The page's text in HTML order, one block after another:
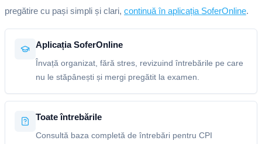
pregătire cu pași simpli și clari, continuă în aplicația SoferOnline.
Aplicația SoferOnline
Învață organizat, fără stres, revizuind întrebările pe care
nu le stăpânești și mergi pregătit la examen.
Toate întrebările
Consultă baza completă de întrebări pentru CPI